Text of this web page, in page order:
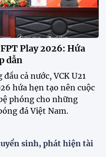
sáng để mua vé xem
ở bán kết
hâm mộ chào đón